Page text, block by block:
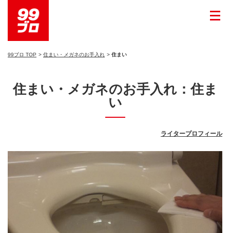
99ブロ TOP 住まい・メガネのお手入れ 住まい
住まい・メガネのお手入れ：住ま
い
ライタープロフィール